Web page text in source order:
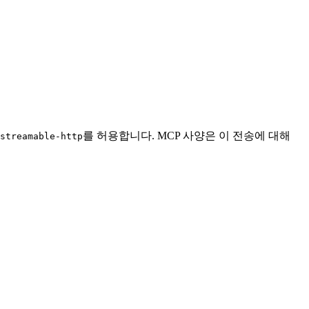
streamable-http를 허용합니다. MCP 사양은 이 전송에 대해